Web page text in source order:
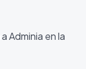
Adminia en la